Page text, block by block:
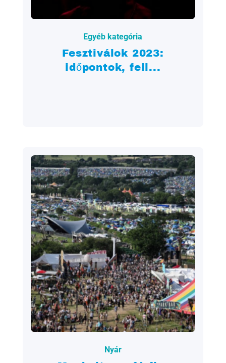
Egyéb kategória
Fesztiválok 2023:
időpontok, fell...
2023.07.25.
Nyár